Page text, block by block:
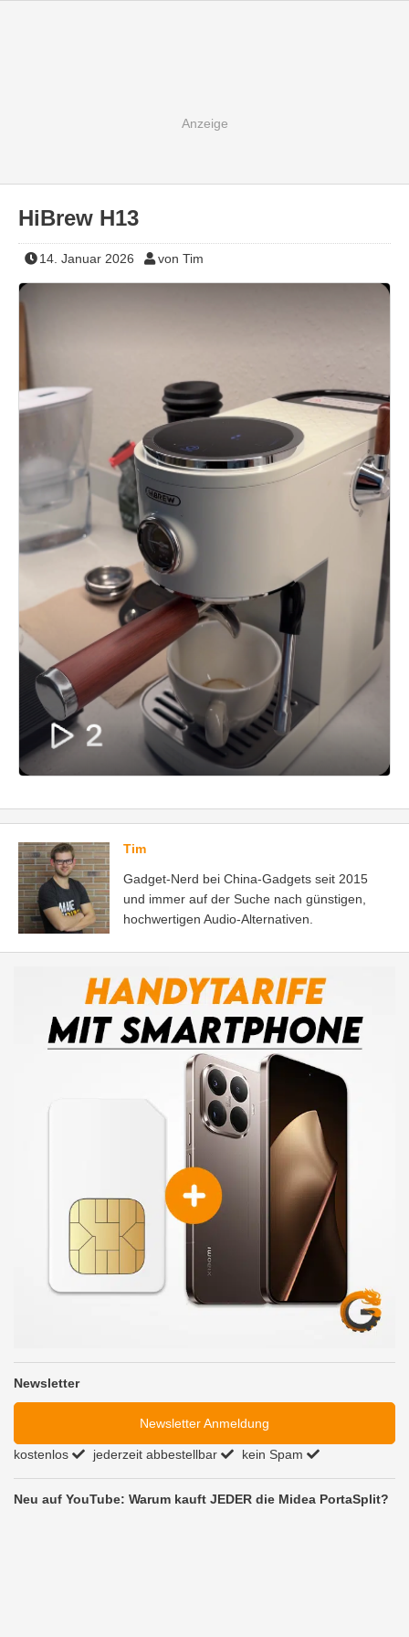
HiBrew H13
14. Januar 2026 von Tim
Tim
Gadget-Nerd bei China-Gadgets seit 2015
und immer auf der Suche nach günstigen,
hochwertigen Audio-Alternativen.
Newsletter
Newsletter Anmeldung
kostenlos jederzeit abbestellbar kein Spam
Neu auf YouTube: Warum kauft JEDER die Midea PortaSplit?